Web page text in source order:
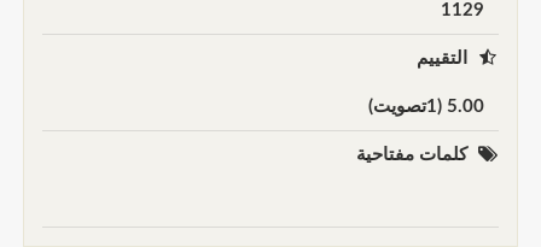
1129
التقييم
5.00 (1تصويت)
كلمات مفتاحية